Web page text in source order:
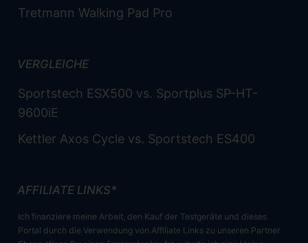
Tretmann Walking Pad Pro
VERGLEICHE
Sportstech ESX500 vs. Sportplus SP-HT-
9600iE
Kettler Axos Cycle vs. Sportstech ES400
AFFILIATE LINKS*
Ich finanziere meine Arbeit, den Kauf der Testgeräte und dieses
Portal durch die Verwendung von Affiliate Links zu unseren Partner